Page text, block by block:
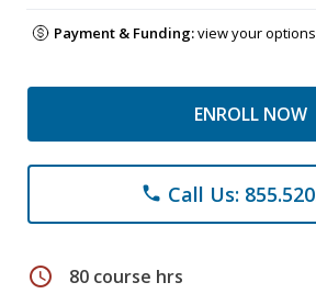
Payment & Funding:view your options
ENROLL NOW
phone Call Us:
schedule 80 course hrs